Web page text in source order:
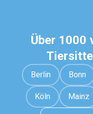
Über 1000
Berlin Bonn
Köln Mainz